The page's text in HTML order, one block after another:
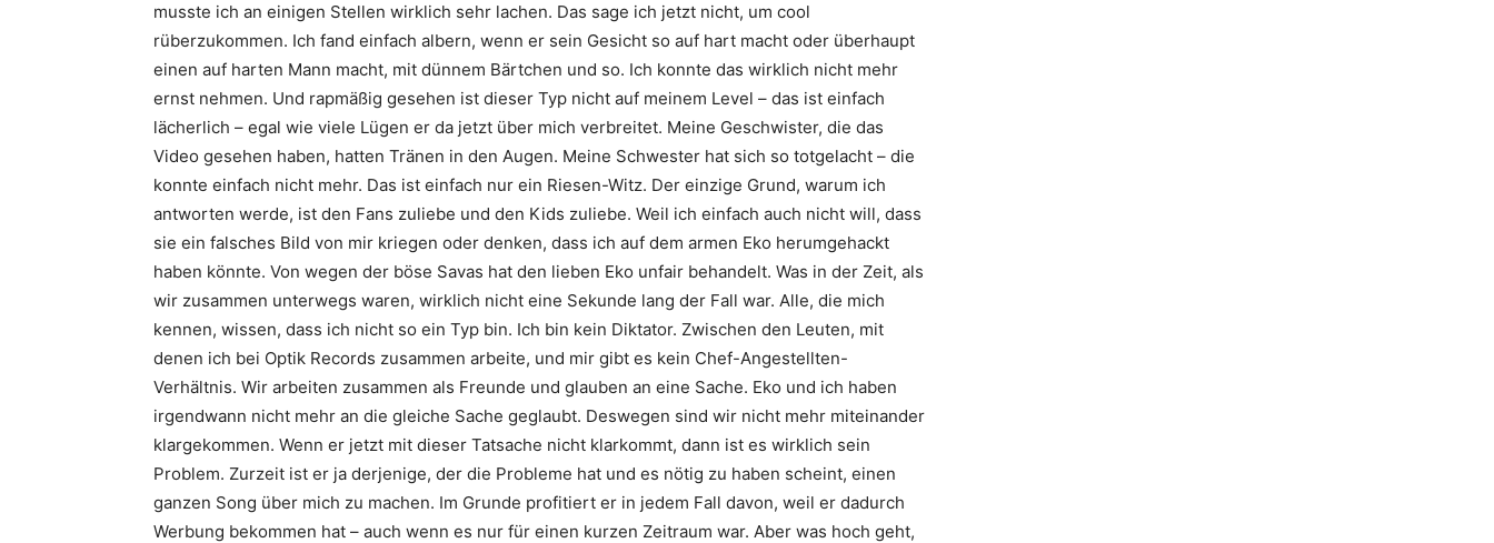
musste ich an einigen Stellen wirklich sehr lachen. Das sage ich jetzt nicht, um cool
rüberzukommen. Ich fand einfach albern, wenn er sein Gesicht so auf hart macht oder überhaupt
einen auf harten Mann macht, mit dünnem Bärtchen und so. Ich konnte das wirklich nicht mehr
ernst nehmen. Und rapmäßig gesehen ist dieser Typ nicht auf meinem Level – das ist einfach
lächerlich – egal wie viele Lügen er da jetzt über mich verbreitet. Meine Geschwister, die das
Video gesehen haben, hatten Tränen in den Augen. Meine Schwester hat sich so totgelacht – die
konnte einfach nicht mehr. Das ist einfach nur ein Riesen-Witz. Der einzige Grund, warum ich
antworten werde, ist den Fans zuliebe und den Kids zuliebe. Weil ich einfach auch nicht will, dass
sie ein falsches Bild von mir kriegen oder denken, dass ich auf dem armen Eko herumgehackt
haben könnte. Von wegen der böse Savas hat den lieben Eko unfair behandelt. Was in der Zeit, als
wir zusammen unterwegs waren, wirklich nicht eine Sekunde lang der Fall war. Alle, die mich
kennen, wissen, dass ich nicht so ein Typ bin. Ich bin kein Diktator. Zwischen den Leuten, mit
denen ich bei Optik Records zusammen arbeite, und mir gibt es kein Chef-Angestellten-
Verhältnis. Wir arbeiten zusammen als Freunde und glauben an eine Sache. Eko und ich haben
irgendwann nicht mehr an die gleiche Sache geglaubt. Deswegen sind wir nicht mehr miteinander
klargekommen. Wenn er jetzt mit dieser Tatsache nicht klarkommt, dann ist es wirklich sein
Problem. Zurzeit ist er ja derjenige, der die Probleme hat und es nötig zu haben scheint, einen
ganzen Song über mich zu machen. Im Grunde profitiert er in jedem Fall davon, weil er dadurch
Werbung bekommen hat – auch wenn es nur für einen kurzen Zeitraum war. Aber was hoch geht,